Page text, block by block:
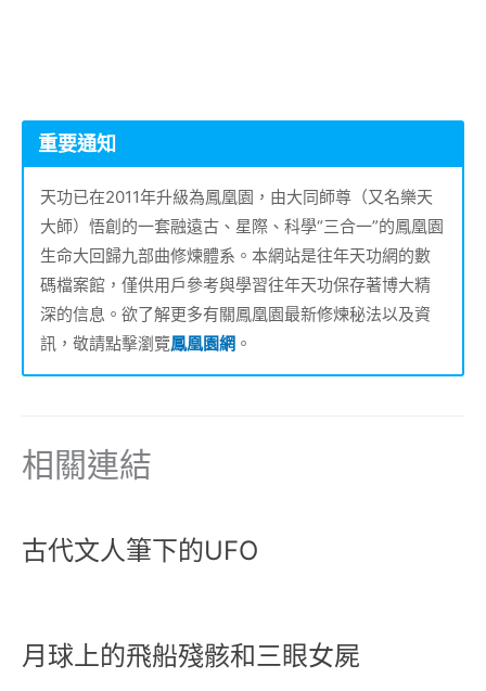
重要通知
天功已在2011年升級為鳳凰園，由大同師尊（又名樂天
大師）悟創的一套融遠古、星際、科學“三合一”的鳳凰園
生命大回歸九部曲修煉體系。本網站是往年天功網的數
碼檔案館，僅供用戶參考與學習往年天功保存著博大精
深的信息。欲了解更多有關鳳凰園最新修煉秘法以及資
訊，敬請點擊瀏覽鳳凰園網 。
相關連結
古代文人筆下的UFO
月球上的飛船殘骸和三眼女屍